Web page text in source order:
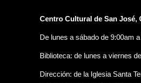
Centro Cultural de San José,
De lunes a sábado de 9:00am
Biblioteca: de lunes a viernes
Dirección: de la Iglesia Santa